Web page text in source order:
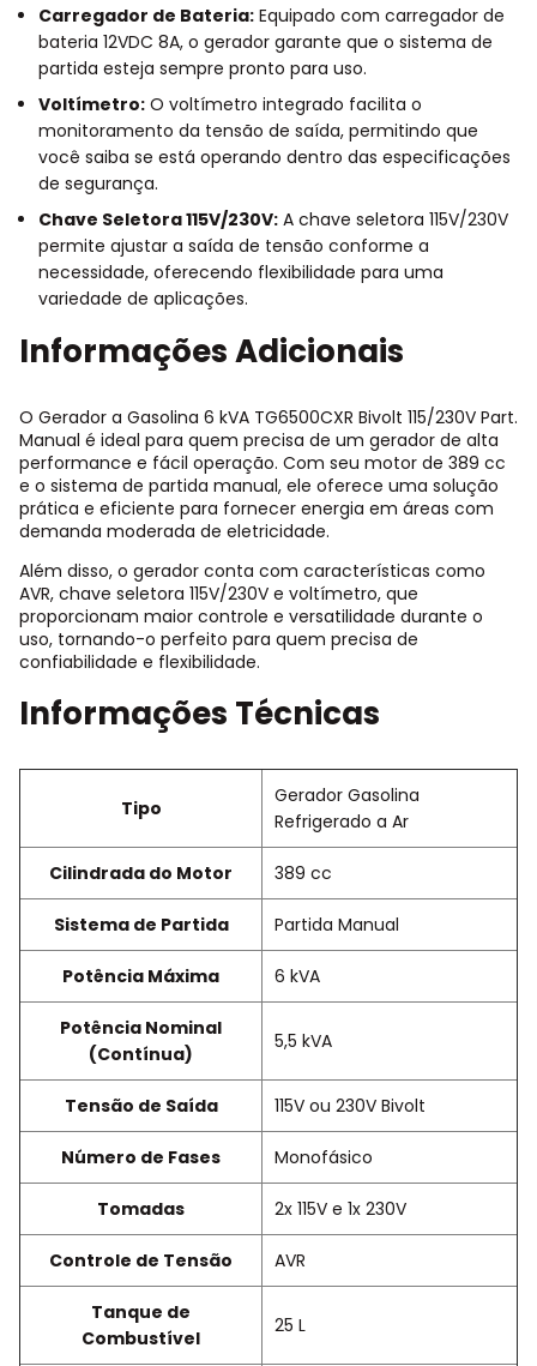
Carregador de Bateria: Equipado com carregador de
bateria 12VDC 8A, o gerador garante que o sistema de
partida esteja sempre pronto para uso.
Voltímetro: O voltímetro integrado facilita o
monitoramento da tensão de saída, permitindo que
você saiba se está operando dentro das especificações
de segurança.
Chave Seletora 115V/230V: A chave seletora 115V/230V
permite ajustar a saída de tensão conforme a
necessidade, oferecendo flexibilidade para uma
variedade de aplicações.
Informações Adicionais
O Gerador a Gasolina 6 kVA TG6500CXR Bivolt 115/230V Part.
Manual é ideal para quem precisa de um gerador de alta
performance e fácil operação. Com seu motor de 389 cc
e o sistema de partida manual, ele oferece uma solução
prática e eficiente para fornecer energia em áreas com
demanda moderada de eletricidade.
Além disso, o gerador conta com características como
AVR, chave seletora 115V/230V e voltímetro, que
proporcionam maior controle e versatilidade durante o
uso, tornando-o perfeito para quem precisa de
confiabilidade e flexibilidade.
Informações Técnicas
Tipo
Gerador Gasolina
Refrigerado a Ar
Cilindrada do Motor 389 cc
Sistema de Partida Partida Manual
Potência Máxima 6 kVA
Potência Nominal
(Contínua)
5,5 kVA
Tensão de Saída 115V ou 230V Bivolt
Número de Fases Monofásico
Tomadas 2x 115V e 1x 230V
Controle de Tensão AVR
Tanque de
Combustível
25 L